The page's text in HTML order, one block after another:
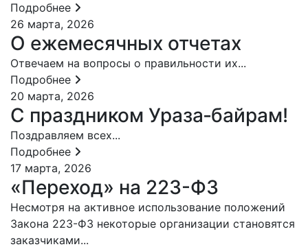
Подробнее
26 марта, 2026
О ежемесячных отчетах
Отвечаем на вопросы о правильности их...
Подробнее
20 марта, 2026
С праздником Ураза‑байрам!
Поздравляем всех...
Подробнее
17 марта, 2026
«Переход» на 223-ФЗ
Несмотря на активное использование положений
Закона 223-ФЗ некоторые организации становятся
заказчиками...